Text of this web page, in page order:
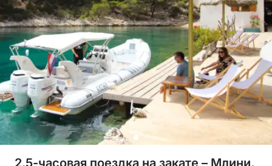
2,5-часовая поездка на закате – Млини,